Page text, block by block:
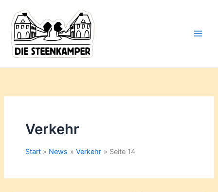
Inhalt
springen
Verkehr
Start News Verkehr Seite 14
deine
Mail-
Adresse
ein ...